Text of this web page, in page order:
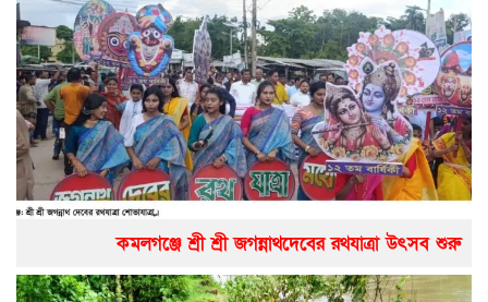
কমলগঞ্জে শ্রী শ্রী জগন্নাথদেবের রথযাত্রা উৎসব শুরু